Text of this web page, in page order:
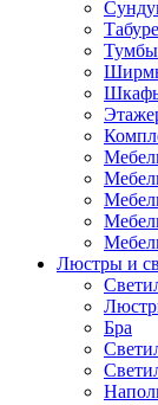
Тумбы
Люстры и
Бра